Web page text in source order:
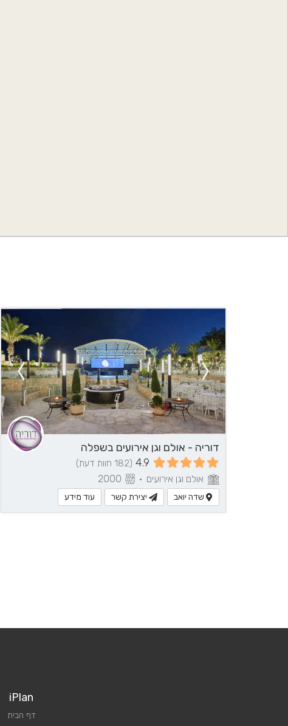
דוריה - אולם וגן אירועים בשפלה
4.9 (182 חוות דעת)
אולם וגן אירועים •
שדה יואב יצירת קשר עוד מידע
iPlan
דף הבית